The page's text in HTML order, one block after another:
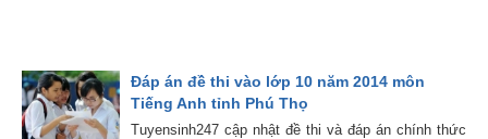
Đáp án đề thi vào lớp 10 năm 2014 môn
Tiếng Anh tỉnh Phú Thọ
Tuyensinh247 cập nhật đề thi và đáp án chính thức